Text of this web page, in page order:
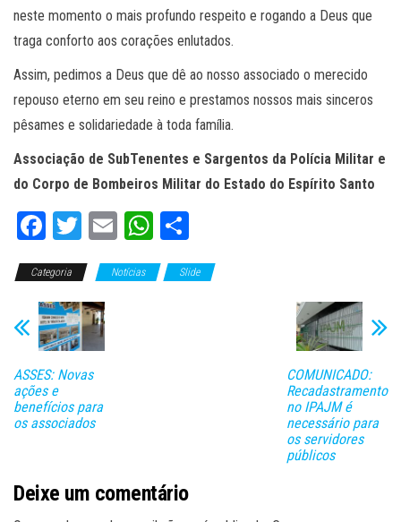
neste momento o mais profundo respeito e rogando a Deus que
traga conforto aos corações enlutados.
Assim, pedimos a Deus que dê ao nosso associado o merecido
repouso eterno em seu reino e prestamos nossos mais sinceros
pêsames e solidariedade à toda família.
Associação de SubTenentes e Sargentos da Polícia Militar e
do Corpo de Bombeiros Militar do Estado do Espírito Santo
Fa
bo
ok
T
tt
er
E
ail
W
ts m
Categoria Notícias Slide
ASSES: Novas
ações e
benefícios para
os associados
COMUNICADO:
Recadastramento
no IPAJM é
necessário para
os servidores
públicos
Deixe um comentário